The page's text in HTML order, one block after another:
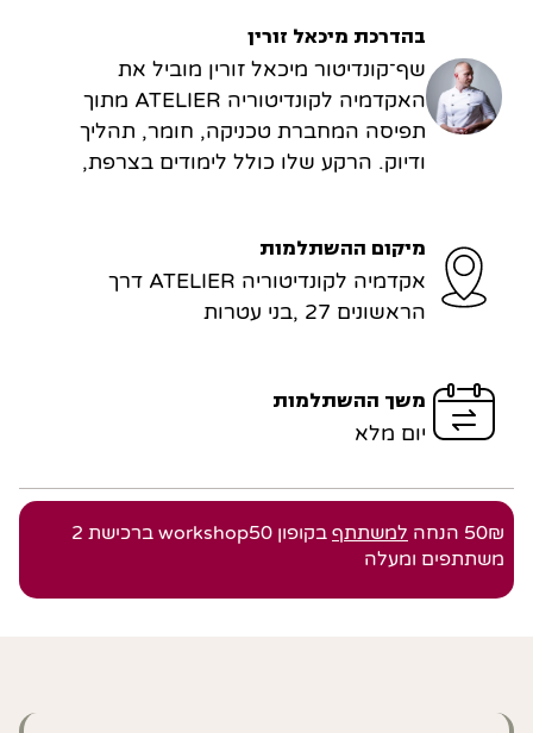
בהדרכת מיכאל זורין
שף־קונדיטור מיכאל זורין מוביל את
האקדמיה לקונדיטוריה ATELIER מתוך
תפיסה המחברת טכניקה, חומר, תהליך
ודיוק. הרקע שלו כולל לימודים בצרפת,
חלק מ־Valrhona, שם העמיק בכימיה של
הקונדיטוריה ובטכניקות עבודה מתקדמות.
מיקום ההשתלמות
אקדמיה לקונדיטוריה ATELIER דרך
הראשונים 27 ,בני עטרות
משך ההשתלמות
יום מלא
50₪ הנחה למשתתף
בקופון workshop50 ברכישת 2
משתתפים ומעלה